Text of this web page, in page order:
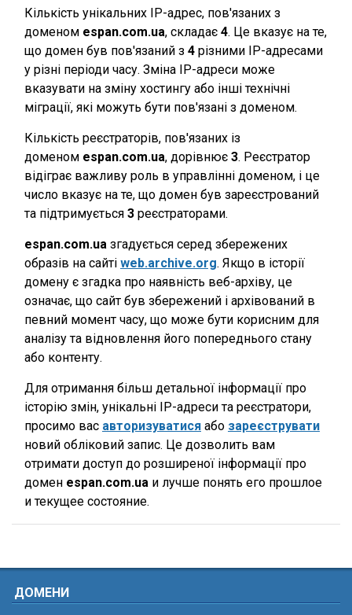
Кількість унікальних IP-адрес, пов'язаних з
доменом espan.com.ua, складає 4. Це вказує на те,
що домен був пов'язаний з 4 різними IP-адресами
у різні періоди часу. Зміна IP-адреси може
вказувати на зміну хостингу або інші технічні
міграції, які можуть бути пов'язані з доменом.
Кількість реєстраторів, пов'язаних із
доменом espan.com.ua, дорівнює 3. Реєстратор
відіграє важливу роль в управлінні доменом, і це
число вказує на те, що домен був зареєстрований
та підтримується 3 реєстраторами.
espan.com.ua згадується серед збережених
образів на сайті web.archive.org. Якщо в історії
домену є згадка про наявність веб-архіву, це
означає, що сайт був збережений і архівований в
певний момент часу, що може бути корисним для
аналізу та відновлення його попереднього стану
або контенту.
Для отримання більш детальної інформації про
історію змін, унікальні IP-адреси та реєстратори,
просимо вас авторизуватися або зареєструвати
новий обліковий запис. Це дозволить вам
отримати доступ до розширеної інформації про
домен espan.com.ua и лучше понять его прошлое
и текущее состояние.
ДОМЕНИ